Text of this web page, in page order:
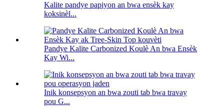
Kalite pandye papiyon an bwa ensèk kay
koksinèl...
Pandye Kalite Carbonized Koulè An bwa Ensèk
Kay Wi...
Inik konsepsyon an bwa zouti tab bwa travay
pou G...